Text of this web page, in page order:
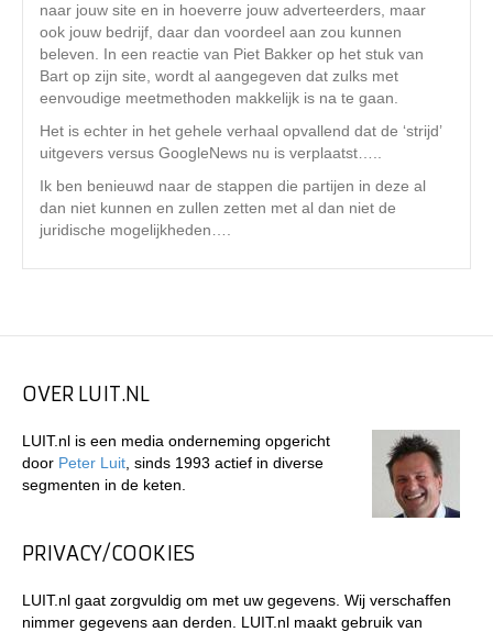
naar jouw site en in hoeverre jouw adverteerders, maar
ook jouw bedrijf, daar dan voordeel aan zou kunnen
beleven. In een reactie van Piet Bakker op het stuk van
Bart op zijn site, wordt al aangegeven dat zulks met
eenvoudige meetmethoden makkelijk is na te gaan.
Het is echter in het gehele verhaal opvallend dat de ‘strijd’
uitgevers versus GoogleNews nu is verplaatst…..
Ik ben benieuwd naar de stappen die partijen in deze al
dan niet kunnen en zullen zetten met al dan niet de
juridische mogelijkheden….
OVER LUIT.NL
LUIT.nl is een media onderneming opgericht
door Peter Luit , sinds 1993 actief in diverse
segmenten in de keten.
PRIVACY/COOKIES
LUIT.nl gaat zorgvuldig om met uw gegevens. Wij verschaffen
nimmer gegevens aan derden. LUIT.nl maakt gebruik van